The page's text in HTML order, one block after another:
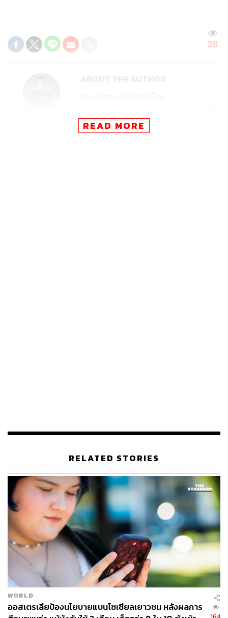
28
READ MORE
RELATED STORIES
WORLD
ออสเตรเลียป้องนโยบายแบนโซเชียลเยาวชน หลังผลการ